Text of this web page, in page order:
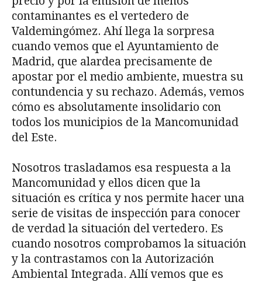
contaminantes es el vertedero de
Valdemingómez. Ahí llega la sorpresa
cuando vemos que el Ayuntamiento de
Madrid, que alardea precisamente de
apostar por el medio ambiente, muestra su
contundencia y su rechazo. Además, vemos
cómo es absolutamente insolidario con
todos los municipios de la Mancomunidad
del Este.
Nosotros trasladamos esa respuesta a la
Mancomunidad y ellos dicen que la
situación es crítica y nos permite hacer una
serie de visitas de inspección para conocer
de verdad la situación del vertedero. Es
cuando nosotros comprobamos la situación
y la contrastamos con la Autorización
Ambiental Integrada. Allí vemos que es